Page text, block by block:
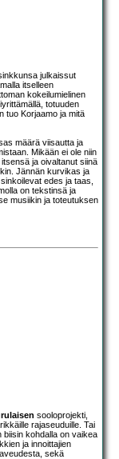
julkaissut
itselleen
kokeilumielinen
totuuden
tuo Korjaamo ja mitä
määrä viisautta ja
Mikään ei ole niin
ja oivaltanut siinä
Jännän kurvikas ja
edes ja taas,
on tekstinsä ja
musiikin ja toteutuksen
sooloprojekti,
rajaseuduille. Tai
biisin kohdalla on vaikea
ja innoittajien
sekä